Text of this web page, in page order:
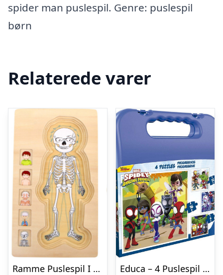
spider man puslespil. Genre: puslespil
børn
Relaterede varer
Ramme Puslespil I Træ – Anatomi – Dreng – Small Foot
Educa – 4 Puslespil I Kuffert – 6-9-12-16 Brikker – Spidey & His Amazing Friends